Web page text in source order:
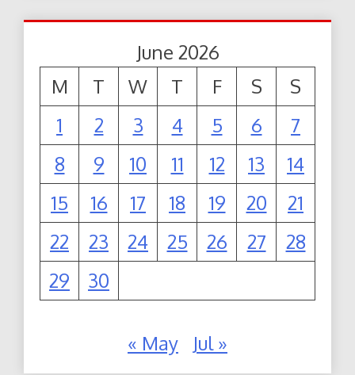
June 2026
M
T W T F S
S
1
2 3 4 5 6
7
8
9 10 11 12 13
14
15
16 17 18 19 20
21
22
23 24 25 26 27
28
29
30
« May Jul »